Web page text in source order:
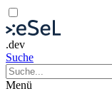
.dev
Suche
Menü